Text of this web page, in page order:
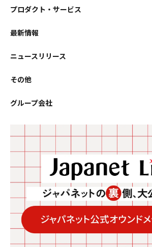
プロダクト・サービス
最新情報
ニュースリリース
その他
グループ会社